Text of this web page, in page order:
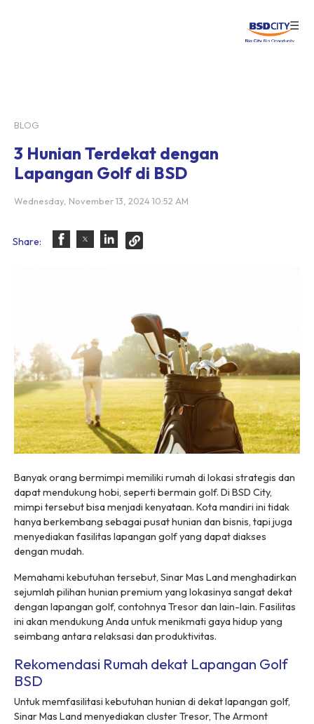
☰
BLOG
3 Hunian Terdekat dengan
Lapangan Golf di BSD
Wednesday, November 13, 2024 10:52 AM
Share:
Banyak orang bermimpi memiliki rumah di lokasi strategis dan
dapat mendukung hobi, seperti bermain golf. Di BSD City,
mimpi tersebut bisa menjadi kenyataan. Kota mandiri ini tidak
hanya berkembang sebagai pusat hunian dan bisnis, tapi juga
menyediakan fasilitas lapangan golf yang dapat diakses
dengan mudah.
Memahami kebutuhan tersebut, Sinar Mas Land menghadirkan
sejumlah pilihan hunian premium yang lokasinya sangat dekat
dengan lapangan golf, contohnya Tresor dan lain-lain. Fasilitas
ini akan mendukung Anda untuk menikmati gaya hidup yang
seimbang antara relaksasi dan produktivitas.
Rekomendasi Rumah dekat Lapangan Golf
BSD
Untuk memfasilitasi kebutuhan hunian di dekat lapangan golf,
Sinar Mas Land menyediakan clusterTresor, The Armont